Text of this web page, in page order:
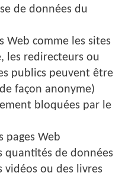
de données du
Web comme les sites
les redirecteurs ou
publics peuvent être
façon anonyme)
bloquées par le
pages Web
quantités de données
vidéos ou des livres